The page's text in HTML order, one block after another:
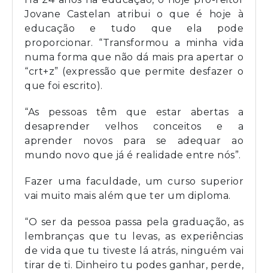
Jovane Castelan atribui o que é hoje à
educação e tudo que ela pode
proporcionar. “Transformou a minha vida
numa forma que não dá mais pra apertar o
“crt+z” (expressão que permite desfazer o
que foi escrito).
“As pessoas têm que estar abertas a
desaprender velhos conceitos e a
aprender novos para se adequar ao
mundo novo que já é realidade entre nós”.
Fazer uma faculdade, um curso superior
vai muito mais além que ter um diploma.
“O ser da pessoa passa pela graduação, as
lembranças que tu levas, as experiências
de vida que tu tiveste lá atrás, ninguém vai
tirar de ti. Dinheiro tu podes ganhar, perde,